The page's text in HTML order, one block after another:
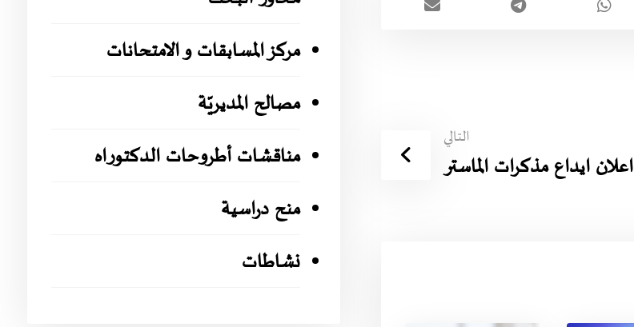
التالي
اعلان ايداع مذكرات الماستر
مركز المسابقات و الامتحانات
مصالح المديريّة
مناقشات أطروحات الدكتوراه
منح دراسية
نشاطات